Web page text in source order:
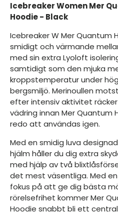
Icebreaker Women Mer
Hoodie - Black
Icebreaker W Mer Quantum
smidigt och värmande
med sin extra Lyoloft
samtidigt som den mjuka
kroppstemperatur under
bergsmiljö. Merinoullen
efter intensiv aktivitet
vädring innan Mer Quantum
redo att användas igen.
Med en smidig luva
hjälm håller du dig extra
med hjälp av två
det mest väsentliga. Med
fokus på att ge dig bästa
rörelsefrihet kommer Mer
Hoodie snabbt bli ett